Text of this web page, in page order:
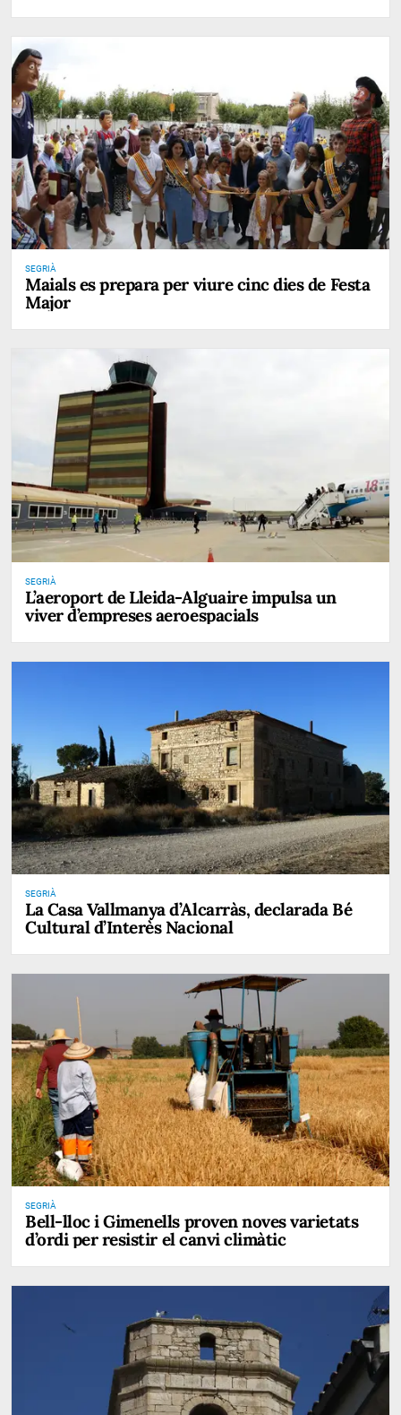
SEGRIÀ
Maials es prepara per viure cinc dies de Festa
Major
SEGRIÀ
L’aeroport de Lleida-Alguaire impulsa un
viver d’empreses aeroespacials
SEGRIÀ
La Casa Vallmanya d’Alcarràs, declarada Bé
Cultural d’Interès Nacional
SEGRIÀ
Bell-lloc i Gimenells proven noves varietats
d’ordi per resistir el canvi climàtic